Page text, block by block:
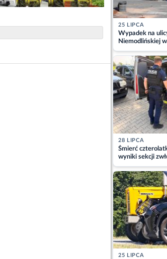
25 LIPCA
Wypadek na
Niemodlińskiej
osoby w szpitalu
28 LIPCA
Śmierć
wyniki sekcji
matki
25 LIPCA